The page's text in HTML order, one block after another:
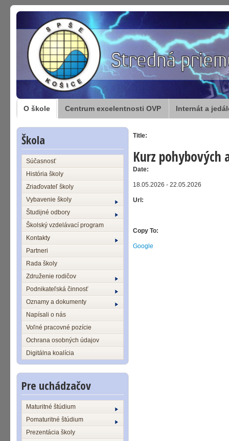
O škole Centrum excelentnosti OVP Internát a
Škola
Súčasnosť
História školy
Zriaďovateľ školy
Vybavenie školy
Študijné odbory
Školský vzdelávací program
Kontakty
Partneri
Rada školy
Združenie rodičov
Podnikateľská činnosť
Oznamy a dokumenty
Napísali o nás
Voľné pracovné pozície
Ochrana osobných údajov
Digitálna koalícia
Pre uchádzačov
Maturitné štúdium
Pomaturitné štúdium
Prezentácia školy
Title:
Kurz
Date:
18.05.2026 - 22.05.2026
Url:
Copy To:
Google